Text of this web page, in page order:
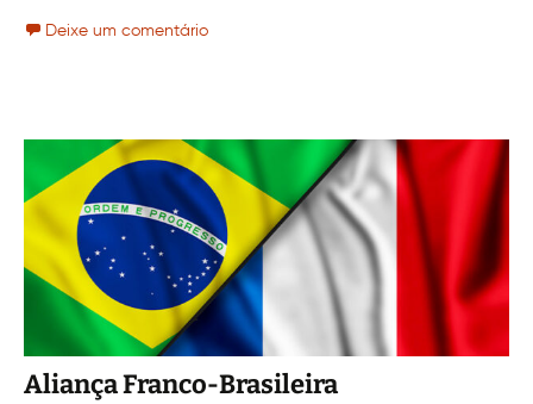
Deixe um comentário
Aliança Franco-Brasileira